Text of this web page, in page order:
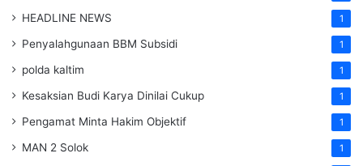
HEADLINE NEWS 1
Penyalahgunaan BBM Subsidi 1
polda kaltim 1
Kesaksian Budi Karya Dinilai Cukup 1
Pengamat Minta Hakim Objektif 1
MAN 2 Solok 1